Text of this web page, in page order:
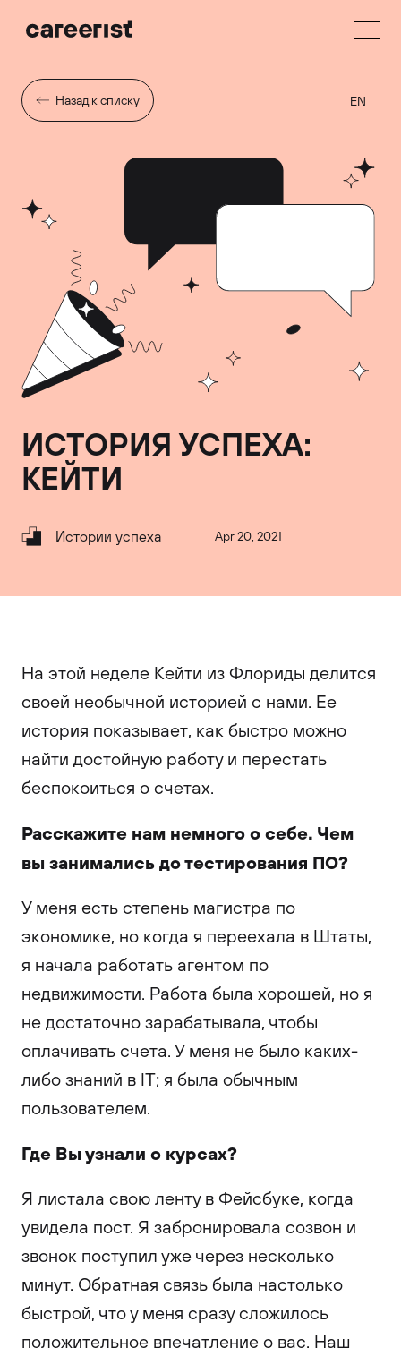
Назад к списку EN
ИСТОРИЯ УСПЕХА:
КЕЙТИ
Истории успеха Apr 20, 2021
На этой неделе Кейти из Флориды делится
своей необычной историей с нами. Ее
история показывает, как быстро можно
найти достойную работу и перестать
беспокоиться о счетах.
Расскажите нам немного о себе. Чем
вы занимались до тестирования ПО?
У меня есть степень магистра по
экономике, но когда я переехала в Штаты,
я начала работать агентом по
недвижимости. Работа была хорошей, но я
не достаточно зарабатывала, чтобы
оплачивать счета. У меня не было каких-
либо знаний в IT; я была обычным
пользователем.
Где Вы узнали о курсах?
Я листала свою ленту в Фейсбуке, когда
увидела пост. Я забронировала созвон и
звонок поступил уже через несколько
минут. Обратная связь была настолько
быстрой, что у меня сразу сложилось
положительное впечатление о вас. Наш